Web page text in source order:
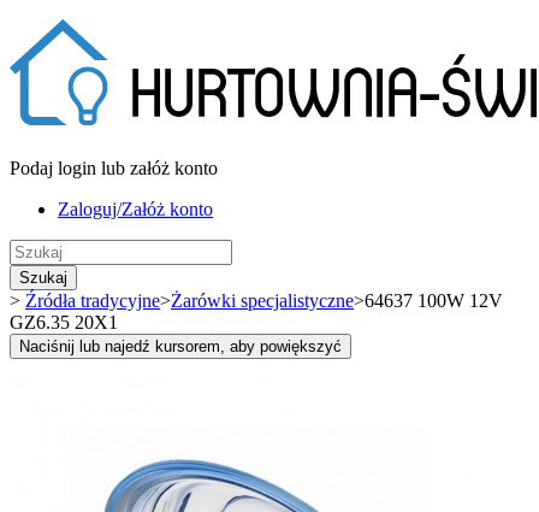
Podaj login lub załóż konto
Zaloguj/Załóż konto
Szukaj
> Źródła tradycyjne>Żarówki specjalistyczne>64637 100W 12V
GZ6.35 20X1
Naciśnij lub najedź kursorem, aby powiększyć